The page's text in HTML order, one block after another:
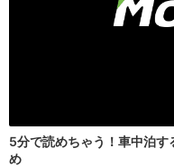
5分で読めちゃう！車中泊す
め